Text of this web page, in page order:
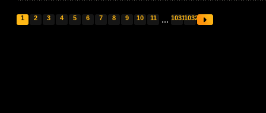
1 2 3 4 5 6 7 8 9 10 11 ... 10311032